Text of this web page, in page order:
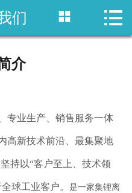
网站首页
关于我们
们  
介
专业生产、销售服务一体
高新技术前沿、最集聚地
持以“客户至上、技术领
球工业客户。 是一家集锂离